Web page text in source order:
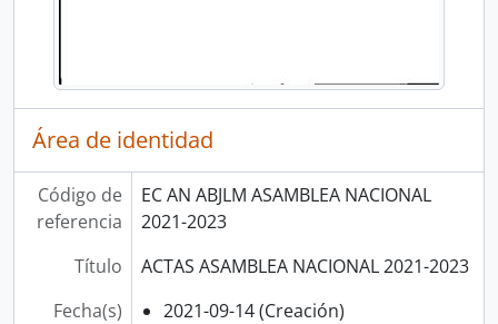
Área de identidad
Código de
referencia
EC AN ABJLM ASAMBLEA NACIONAL
2021-2023
Título
ACTAS ASAMBLEA NACIONAL 2021-2023
Fecha(s)
2021-09-14 (Creación)